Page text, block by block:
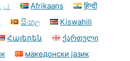
Afrikaans
हिन्दी
සිංහල
Kiswahili
Հայերեն
ქართული
македонски јазик